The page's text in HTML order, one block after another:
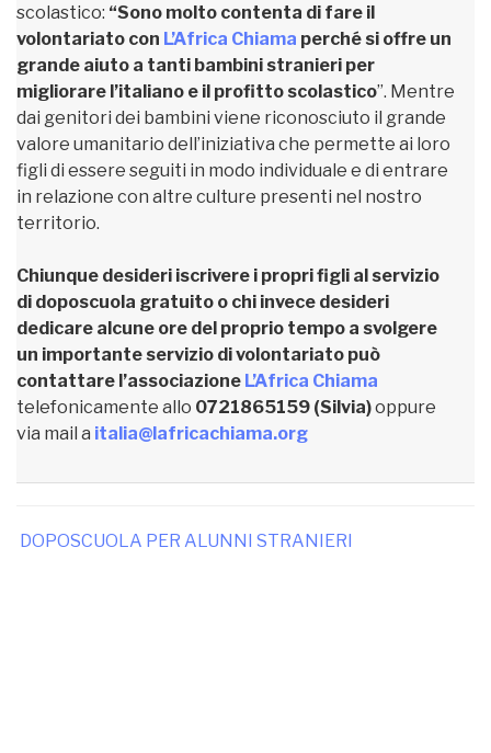
scolastico: “Sono molto contenta di fare il
volontariato con L’Africa Chiama perché si offre un
grande aiuto a tanti bambini stranieri per
migliorare l’italiano e il profitto scolastico”. Mentre
dai genitori dei bambini viene riconosciuto il grande
valore umanitario dell’iniziativa che permette ai loro
figli di essere seguiti in modo individuale e di entrare
in relazione con altre culture presenti nel nostro
territorio.
Chiunque desideri iscrivere i propri figli al servizio
di doposcuola gratuito o chi invece desideri
dedicare alcune ore del proprio tempo a svolgere
un importante servizio di volontariato può
contattare l’associazione L’Africa Chiama
telefonicamente allo 0721865159 (Silvia)oppure
via mail a italia@lafricachiama.org
DOPOSCUOLA PER ALUNNI STRANIERI